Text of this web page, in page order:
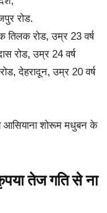
रोड.
तिलक रोड, उम्र 23 वर्ष
रोड, उम्र 24 वर्ष
देहरादून, उम्र 20 वर्ष
आसियाना शोरूम मधुबन के
तेज गति से ना